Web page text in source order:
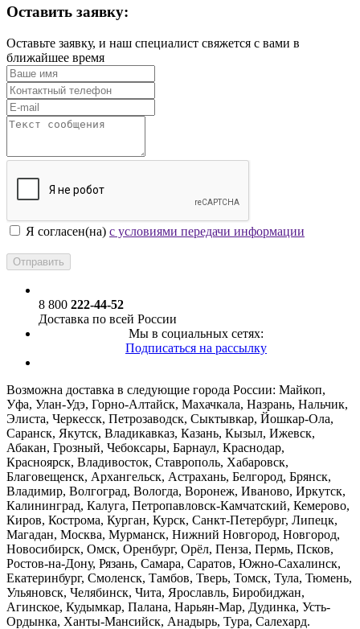
Оставить заявку:
Оставьте заявку, и наш специалист свяжется с вами в
ближайшее время
Я согласен(на) с условиями передачи информации
8 800 222-44-52
Доставка по всей России
Мы в социальных сетях:
Подписаться на рассылку
Возможна доставка в следующие города России: Майкоп,
Уфа, Улан-Удэ, Горно-Алтайск, Махачкала, Назрань, Нальчик,
Элиста, Черкесск, Петрозаводск, Сыктывкар, Йошкар-Ола,
Саранск, Якутск, Владикавказ, Казань, Кызыл, Ижевск,
Абакан, Грозный, Чебоксары, Барнаул, Краснодар,
Красноярск, Владивосток, Ставрополь, Хабаровск,
Благовещенск, Архангельск, Астрахань, Белгород, Брянск,
Владимир, Волгоград, Вологда, Воронеж, Иваново, Иркутск,
Калининград, Калуга, Петропавловск-Камчатский, Кемерово,
Киров, Кострома, Курган, Курск, Санкт-Петербург, Липецк,
Магадан, Москва, Мурманск, Нижний Новгород, Новгород,
Новосибирск, Омск, Оренбург, Орёл, Пенза, Пермь, Псков,
Ростов-на-Дону, Рязань, Самара, Саратов, Южно-Сахалинск,
Екатеринбург, Смоленск, Тамбов, Тверь, Томск, Тула, Тюмень,
Ульяновск, Челябинск, Чита, Ярославль, Биробиджан,
Агинское, Кудымкар, Палана, Нарьян-Мар, Дудинка, Усть-
Ордынка, Ханты-Мансийск, Анадырь, Тура, Салехард.